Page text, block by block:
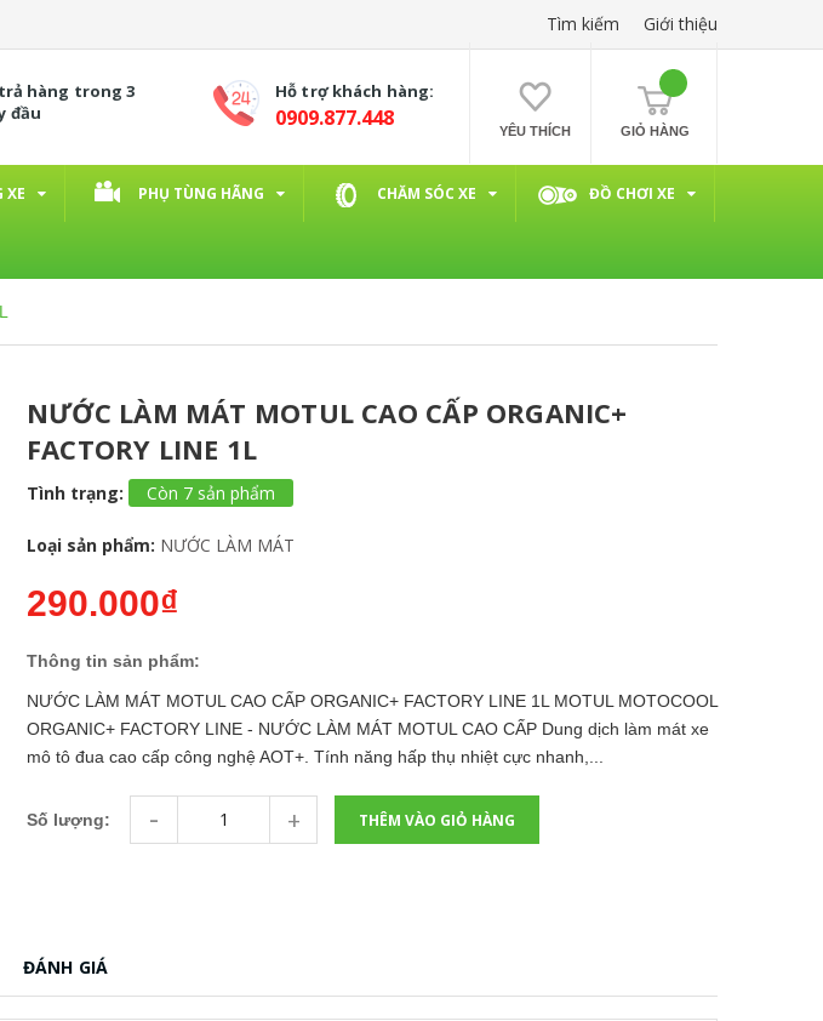
Tìm kiếm Giới thiệu
hàng trong 3
đầu
Hỗ trợ khách hàng:
0909.877.448 YÊU THÍCH GIỎ HÀNG
XE PHỤ TÙNG HÃNG CHĂM SÓC XE ĐỒ CHƠI XE
NƯỚC LÀM MÁT MOTUL CAO CẤP ORGANIC+
FACTORY LINE 1L
Tình trạng: Còn 7 sản phẩm
Loại sản phẩm: NƯỚC LÀM MÁT
290.000₫
Thông tin sản phẩm:
NƯỚC LÀM MÁT MOTUL CAO CẤP ORGANIC+ FACTORY LINE 1L MOTUL MOTOCOOL
ORGANIC+ FACTORY LINE - NƯỚC LÀM MÁT MOTUL CAO CẤP Dung dịch làm mát xe
mô tô đua cao cấp công nghệ AOT+. Tính năng hấp thụ nhiệt cực nhanh,...
Số lượng: - + THÊM VÀO GIỎ HÀNG
ĐÁNH GIÁ